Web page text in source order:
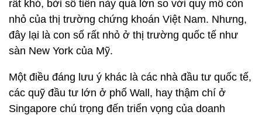
rất khó, bởi số tiền này quá lớn so với quy mô còn
nhỏ của thị trường chứng khoán Việt Nam. Nhưng,
đây lại là con số rất nhỏ ở thị trường quốc tế như
sàn New York của Mỹ.
Một điều đáng lưu ý khác là các nhà đầu tư quốc tế,
các quỹ đầu tư lớn ở phố Wall, hay thậm chí ở
Singapore chú trọng đến triển vọng của doanh